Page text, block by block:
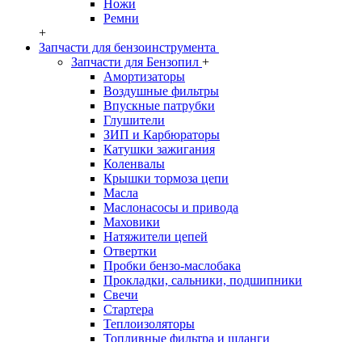
Ножи
Ремни
+
Запчасти для бензоинструмента
Запчасти для Бензопил +
Амортизаторы
Воздушные фильтры
Впускные патрубки
Глушители
ЗИП и Карбюраторы
Катушки зажигания
Коленвалы
Крышки тормоза цепи
Масла
Маслонасосы и привода
Маховики
Натяжители цепей
Отвертки
Пробки бензо-маслобака
Прокладки, сальники, подшипники
Свечи
Стартера
Теплоизоляторы
Топливные фильтра и шланги